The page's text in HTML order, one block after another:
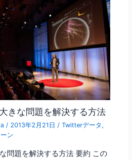
きな問題を解決する方法
/ 2013年2月21日/Twitterデータ ,
ン
問題を解決する方法 要約 この